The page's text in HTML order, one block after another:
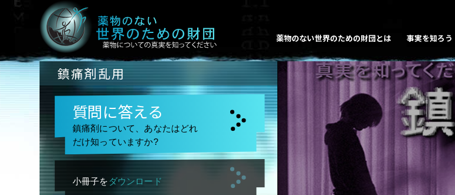
薬物のない世界のための財団とは 事実を知ろう
鎮痛剤乱用
質問に答える
鎮痛剤について、あなたはどれ
だけ知っていますか?
小冊子を ダウンロード